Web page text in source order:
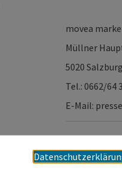
movea
Müllner
5020 Salzburg
Tel.: 0662/64
E-Mail: